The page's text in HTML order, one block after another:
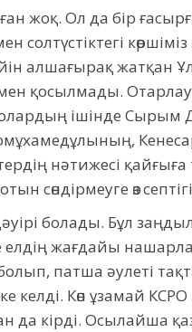
жоқ. Ол да бір
көршіміз
алшағырақ жатқан
қосылмады.
ішінде
нәтижесі
өз
болады. Бұл
жағдайы
патша әулеті
келді. Көп ұзамай
да кірді. Осылайша